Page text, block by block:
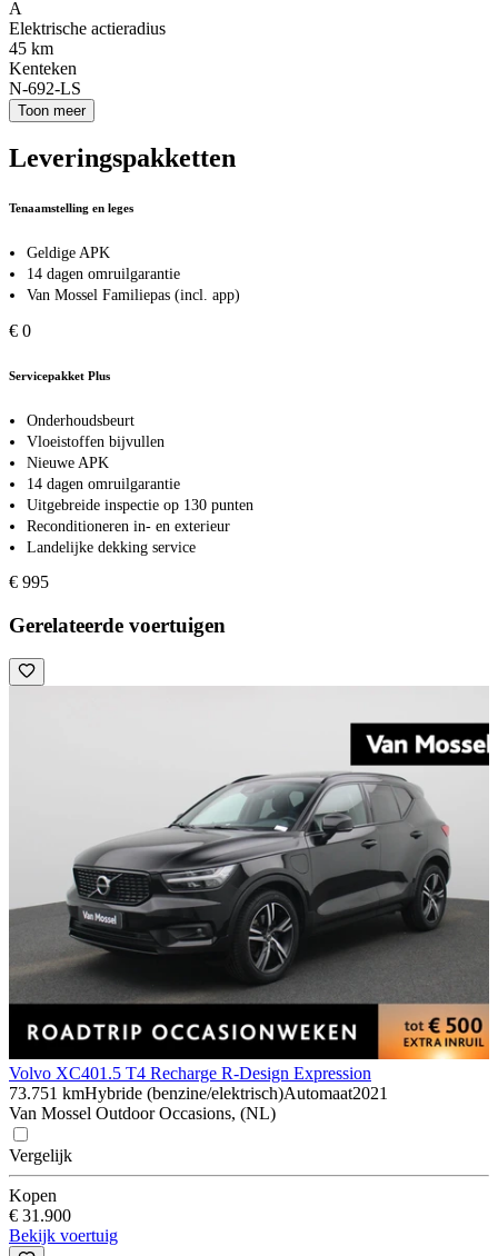
A
Elektrische actieradius
45 km
Kenteken
N-692-LS
Toon meer
Leveringspakketten
Tenaamstelling en leges
Geldige APK
14 dagen omruilgarantie
Van Mossel Familiepas (incl. app)
€ 0
Servicepakket Plus
Onderhoudsbeurt
Vloeistoffen bijvullen
Nieuwe APK
14 dagen omruilgarantie
Uitgebreide inspectie op 130 punten
Reconditioneren in- en exterieur
Landelijke dekking service
€ 995
Gerelateerde voertuigen
Volvo XC401.5 T4 Recharge R-Design Expression
73.751 kmHybride (benzine/elektrisch)Automaat2021
Van Mossel Outdoor Occasions, (NL)
Vergelijk
Kopen
€ 31.900
Bekijk voertuig